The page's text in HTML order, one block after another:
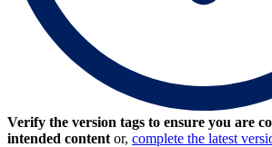
Verify the version tags to ensure you are
intended content or, complete the latest